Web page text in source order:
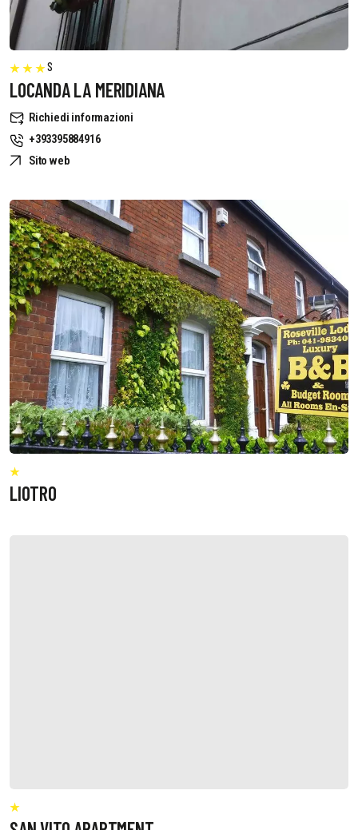
S
LOCANDA LA MERIDIANA
Richiedi informazioni
+393395884916
Sito web
LIOTRO